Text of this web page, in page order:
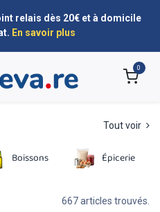
relais dès 20€ et à domicile
En savoir plus
0
Tout voir
Boissons Épicerie
667 articles trouvés.